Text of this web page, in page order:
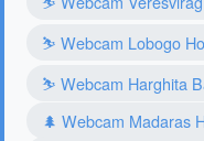
⛷️ Webcam Lobogo
⛷️ Webcam Harghita
🌲 Webcam Madaras